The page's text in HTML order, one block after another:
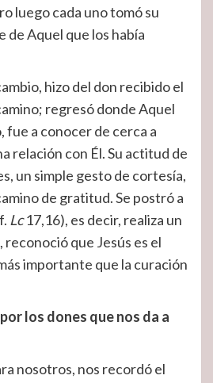
luego cada uno tomó su
de Aquel que los había
hizo del don recibido el
regresó donde Aquel
fue a conocer de cerca a
relación con Él. Su actitud de
un simple gesto de cortesía,
de gratitud. Se postró a
Lc17,16), es decir, realiza un
que Jesús es el
importante que la curación
los dones que nos da a
nosotros, nos recordó el